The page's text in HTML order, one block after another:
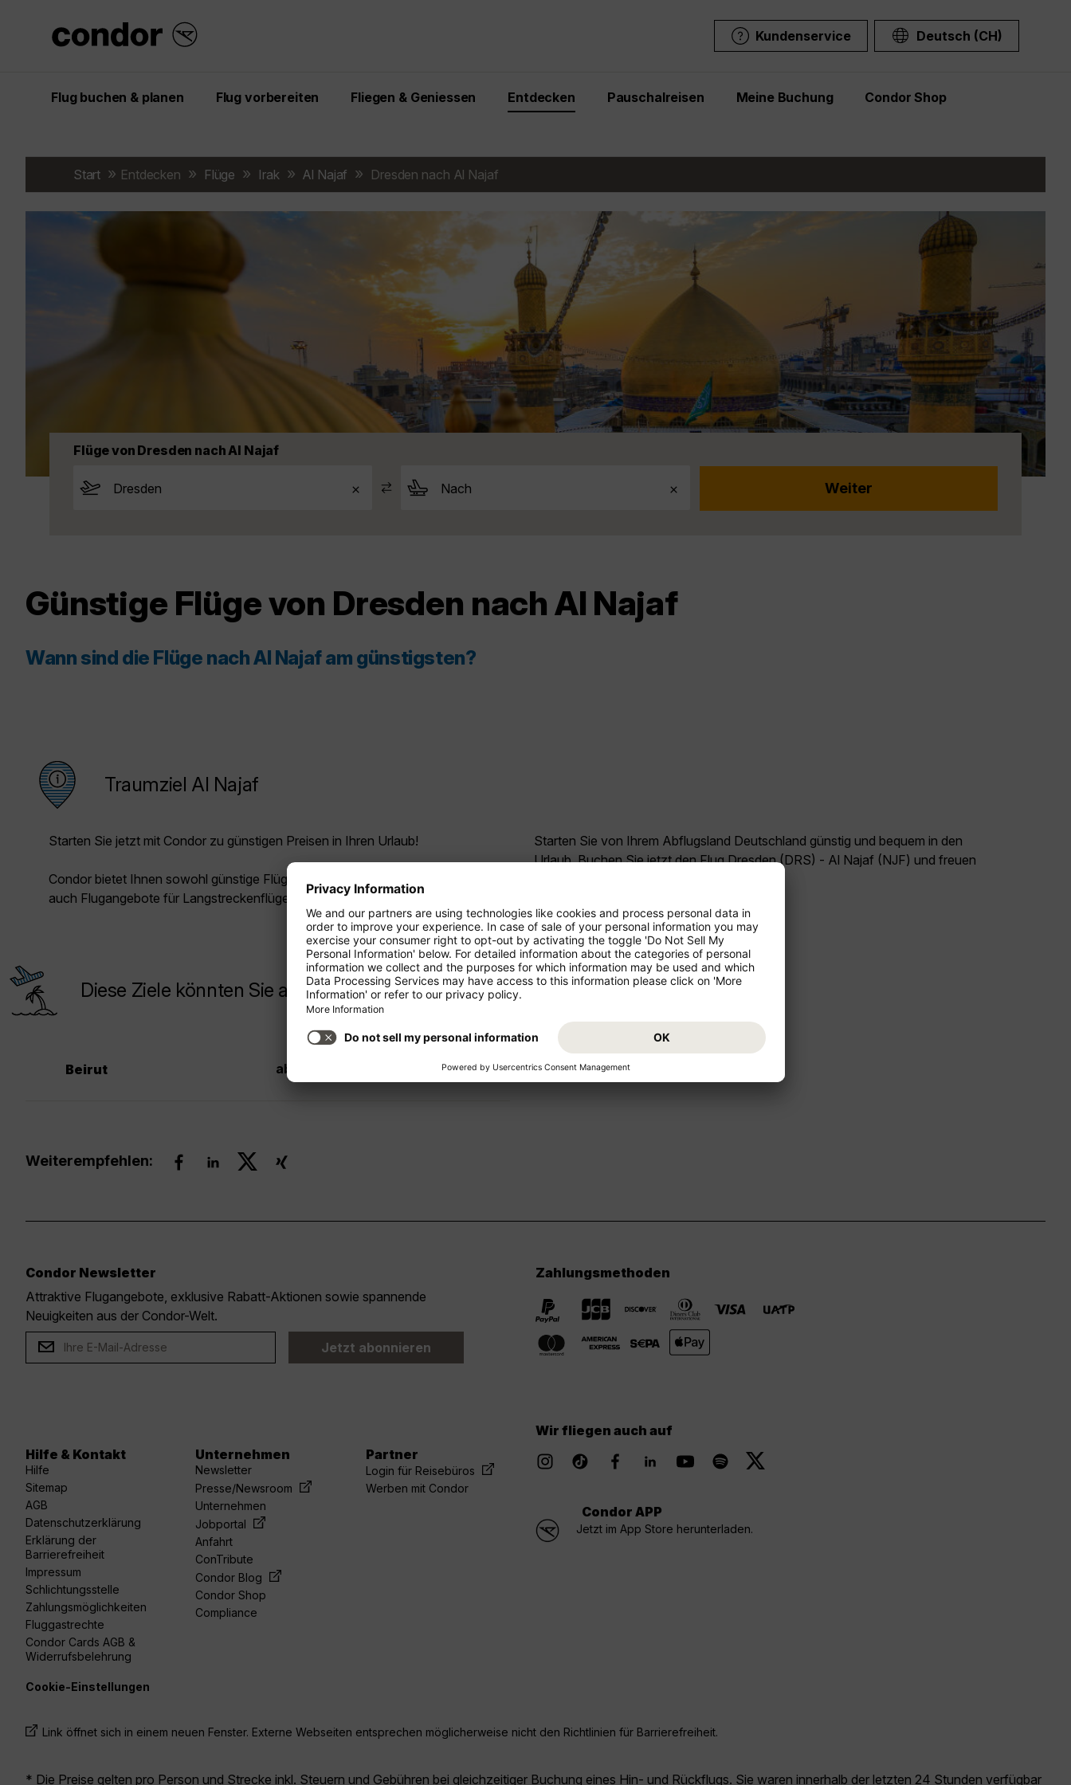
Kundenservice Deutsch (CH)
Flug buchen & planen Flug vorbereiten Fliegen & Geniessen Entdecken Pauschalreisen Meine Buchung Condor Shop
Start Entdecken Flüge Irak Al Najaf Dresden nach Al Najaf
Flüge von Dresden nach Al Najaf
Günstige Flüge von Dresden nach Al Najaf
Wann sind die Flüge nach Al Najaf am günstigsten?
Traumziel Al Najaf
Starten Sie jetzt mit Condor zu günstigen Preisen in Ihren Urlaub!
Condor bietet Ihnen sowohl günstige Flüge für die Kurz- und Mittelstrecke als
auch Flugangebote für Langstreckenflüge.
Starten Sie von Ihrem Abflugsland Deutschland günstig und bequem in den
Urlaub. Buchen Sie jetzt den Flug Dresden (DRS) - Al Najaf (NJF) und freuen
Diese Ziele könnten Sie auch interessieren
Beirut ab CHF
Weiterempfehlen:
Condor Newsletter
Attraktive Flugangebote, exklusive Rabatt-Aktionen sowie spannende
Neuigkeiten aus der Condor-Welt.
Jetzt abonnieren
Zahlungsmethoden
Hilfe & Kontakt
Hilfe
Sitemap
AGB
Datenschutzerklärung
Erklärung der
Barrierefreiheit
Impressum
Schlichtungsstelle
Zahlungsmöglichkeiten
Fluggastrechte
Condor Cards AGB &
Widerrufsbelehrung
Unternehmen
Newsletter
Presse/Newsroom
Unternehmen
Jobportal
Anfahrt
ConTribute
Condor Blog
Condor Shop
Compliance
Partner
Login für Reisebüros
Werben mit Condor
Wir fliegen auch auf
Condor APP
Jetzt im App Store herunterladen.
Cookie-Einstellungen
Link öffnet sich in einem neuen Fenster. Externe Webseiten entsprechen möglicherweise nicht den Richtlinien für Barrierefreiheit.
* Die Preise gelten pro Person und Strecke inkl. Steuern und Gebühren bei gleichzeitiger Buchung eines Hin- und Rückflugs. Sie waren innerhalb der letzten 24 Stunden verfügbar